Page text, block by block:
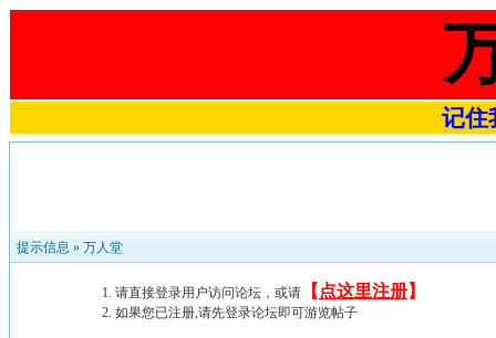
记住
提示信息 » 万人堂
请直接登录用户访问论坛，或请 【 点这里注册】
如果您已注册,请先登录论坛即可游览帖子